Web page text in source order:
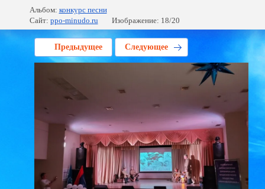
Альбом: конкурс песни
Сайт: ppo-minudo.ru Изображение: 18/20
Предыдущее Следующее